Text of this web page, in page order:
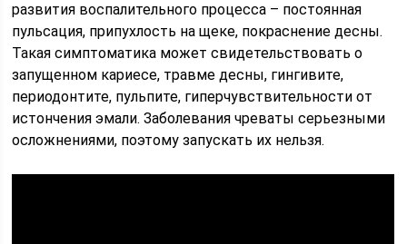
развития воспалительного процесса – постоянная
пульсация, припухлость на щеке, покраснение десны.
Такая симптоматика может свидетельствовать о
запущенном кариесе, травме десны, гингивите,
периодонтите, пульпите, гиперчувствительности от
истончения эмали. Заболевания чреваты серьезными
осложнениями, поэтому запускать их нельзя.